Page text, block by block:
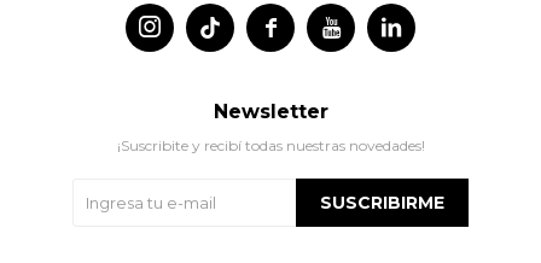
 
 
Newsletter
¡Suscribite y recibí todas nuestras novedades!
SUSCRIBIRME